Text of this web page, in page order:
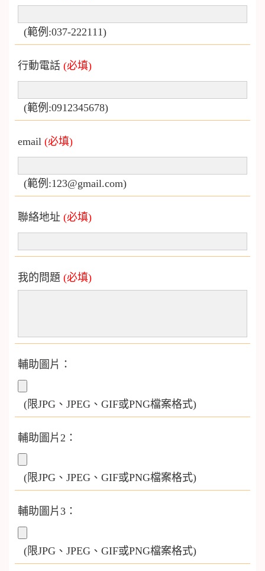
(範例:037-222111)
行動電話 (必填)
(範例:0912345678)
email (必填)
(範例:123@gmail.com)
聯絡地址 (必填)
我的問題 (必填)
輔助圖片：
(限JPG、JPEG、GIF或PNG檔案格式)
輔助圖片2：
(限JPG、JPEG、GIF或PNG檔案格式)
輔助圖片3：
(限JPG、JPEG、GIF或PNG檔案格式)